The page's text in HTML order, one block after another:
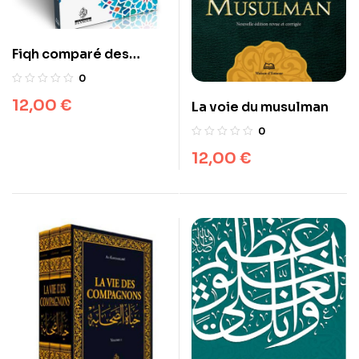
Fiqh comparé des
quatre écoles de droit
pratiques cultuelles
0
12,00 € La voie du musulman
0
12,00 €